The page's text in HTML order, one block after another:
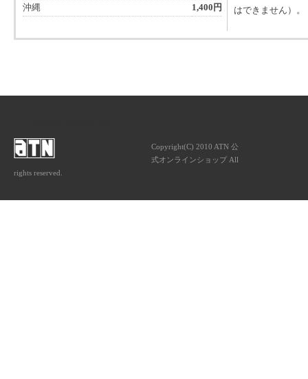
沖縄
1,400円
はできません）。
Copyright(C) 2010 ATN 公
式オンラインショップ All
rights reserved.